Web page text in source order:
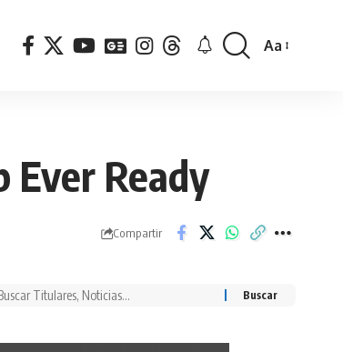
Font
Aa
Ever Ready
Compartir